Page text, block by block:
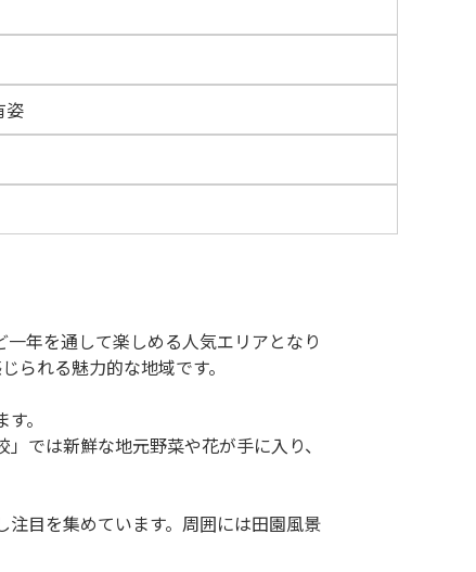
姿
年を通して楽しめる人気エリアとなり
られる魅力的な地域です。
。
では新鮮な地元野菜や花が手に入り、
目を集めています。周囲には田園風景